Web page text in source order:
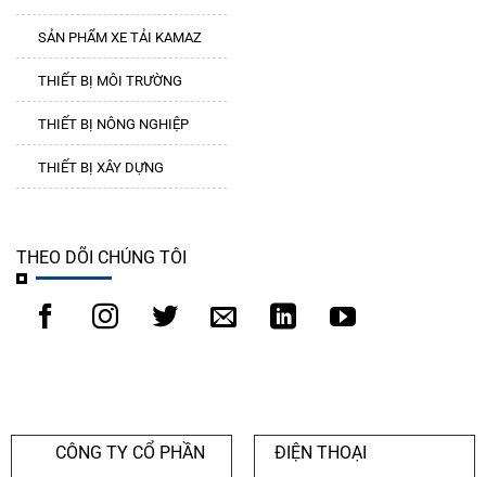
SẢN PHẨM XE TẢI KAMAZ
THIẾT BỊ MÔI TRƯỜNG
THIẾT BỊ NÔNG NGHIỆP
THIẾT BỊ XÂY DỰNG
THEO DÕI CHÚNG TÔI
CÔNG TY CỔ PHẦN
ĐIỆN THOẠI